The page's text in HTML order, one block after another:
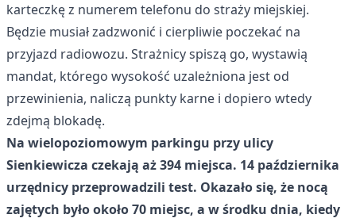
karteczkę z numerem telefonu do straży miejskiej.
Będzie musiał zadzwonić i cierpliwie poczekać na
przyjazd radiowozu. Strażnicy spiszą go, wystawią
mandat, którego wysokość uzależniona jest od
przewinienia, naliczą punkty karne i dopiero wtedy
zdejmą blokadę.
Na wielopoziomowym parkingu przy ulicy
Sienkiewicza czekają aż 394 miejsca. 14 października
urzędnicy przeprowadzili test. Okazało się, że nocą
zajętych było około 70 miejsc, a w środku dnia, kiedy